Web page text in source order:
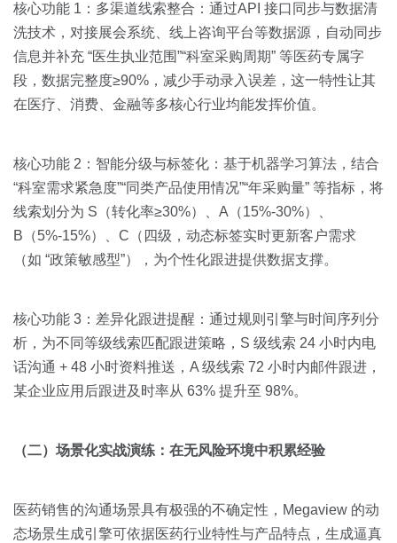
核心功能 1：多渠道线索整合：通过API 接口同步与数据清
洗技术，对接展会系统、线上咨询平台等数据源，自动同步
信息并补充 “医生执业范围”“科室采购周期” 等医药专属字
段，数据完整度≥90%，减少手动录入误差，这一特性让其
在医疗、消费、金融等多核心行业均能发挥价值。
核心功能 2：智能分级与标签化：基于机器学习算法，结合
“科室需求紧急度”“同类产品使用情况”“年采购量” 等指标，将
线索划分为 S（转化率≥30%）、A（15%-30%）、
B（5%-15%）、C（四级，动态标签实时更新客户需求
（如 “政策敏感型”），为个性化跟进提供数据支撑。
核心功能 3：差异化跟进提醒：通过规则引擎与时间序列分
析，为不同等级线索匹配跟进策略，S 级线索 24 小时内电
话沟通 + 48 小时资料推送，A 级线索 72 小时内邮件跟进，
某企业应用后跟进及时率从 63% 提升至 98%。
（二）场景化实战演练：在无风险环境中积累经验
医药销售的沟通场景具有极强的不确定性，Megaview 的动
态场景生成引擎可依据医药行业特性与产品特点，生成逼真